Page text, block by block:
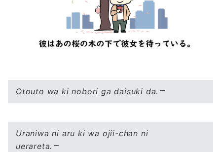
Otouto wa ki nobori ga daisuki da.
Uraniwa ni aru ki wa ojii-chan ni
uerareta.